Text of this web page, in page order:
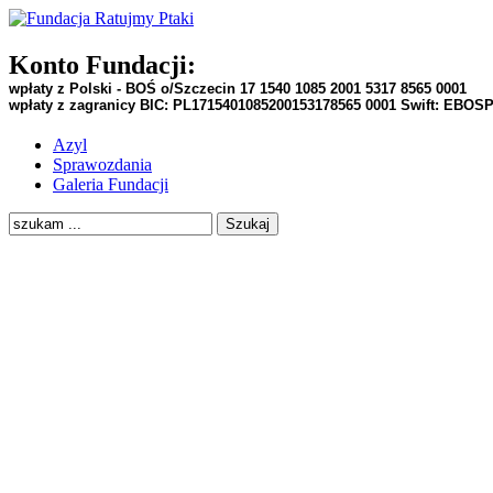
Konto Fundacji:
wpłaty z Polski - BOŚ o/Szczecin 17 1540 1085 2001 5317 8565 0001
wpłaty z zagranicy BIC: PL1715401085200153178565 0001 Swift:
Azyl
Sprawozdania
Galeria Fundacji
Szukaj